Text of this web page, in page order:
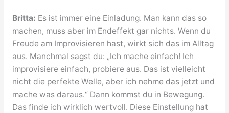
Britta: Es ist immer eine Einladung. Man kann das so
machen, muss aber im Endeffekt gar nichts. Wenn du
Freude am Improvisieren hast, wirkt sich das im Alltag
aus. Manchmal sagst du: „Ich mache einfach! Ich
improvisiere einfach, probiere aus. Das ist vielleicht
nicht die perfekte Welle, aber ich nehme das jetzt und
mache was daraus.“ Dann kommst du in Bewegung.
Das finde ich wirklich wertvoll. Diese Einstellung hat